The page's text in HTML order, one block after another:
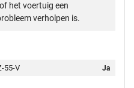
het voertuig een
verholpen is.
55-V
Ja